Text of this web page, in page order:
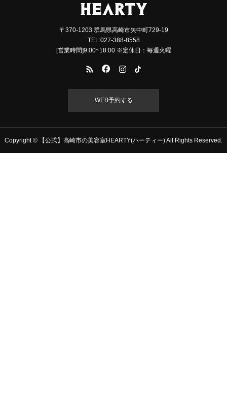
〒370-1203 群馬県高崎市矢中町729-19
TEL:027-388-8558
[営業時間]9:00~18:00 ※定休日：毎週火曜
WEB予約する
Copyright © 【公式】高崎市の美容室HEARTY(ハーティー) All Rights Reserved.